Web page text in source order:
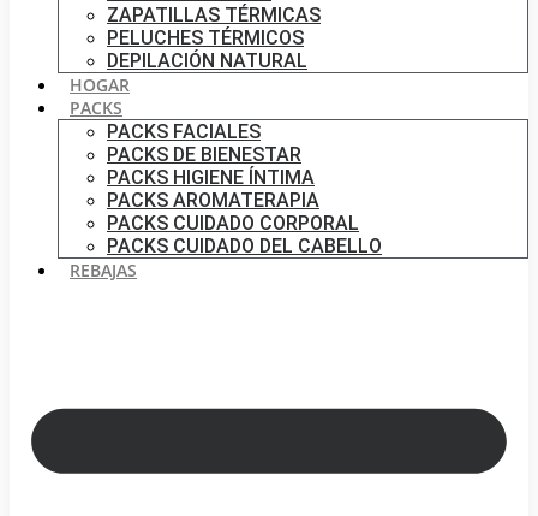
ZAPATILLAS TÉRMICAS
PELUCHES TÉRMICOS
DEPILACIÓN NATURAL
HOGAR
PACKS
PACKS FACIALES
PACKS DE BIENESTAR
PACKS HIGIENE ÍNTIMA
PACKS AROMATERAPIA
PACKS CUIDADO CORPORAL
PACKS CUIDADO DEL CABELLO
REBAJAS